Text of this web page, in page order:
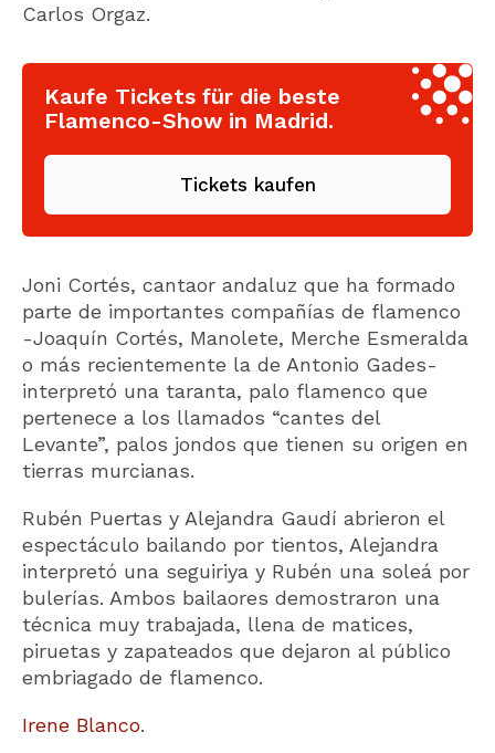
Carlos Orgaz.
Kaufe Tickets für die beste
Flamenco-Show in Madrid.
Tickets kaufen
Joni Cortés, cantaor andaluz que ha formado
parte de importantes compañías de flamenco
-Joaquín Cortés, Manolete, Merche Esmeralda
o más recientemente la de Antonio Gades-
interpretó una taranta, palo flamenco que
pertenece a los llamados “cantes del
Levante”, palos jondos que tienen su origen en
tierras murcianas.
Rubén Puertas y Alejandra Gaudí abrieron el
espectáculo bailando por tientos, Alejandra
interpretó una seguiriya y Rubén una soleá por
bulerías. Ambos bailaores demostraron una
técnica muy trabajada, llena de matices,
piruetas y zapateados que dejaron al público
embriagado de flamenco.
Irene Blanco.